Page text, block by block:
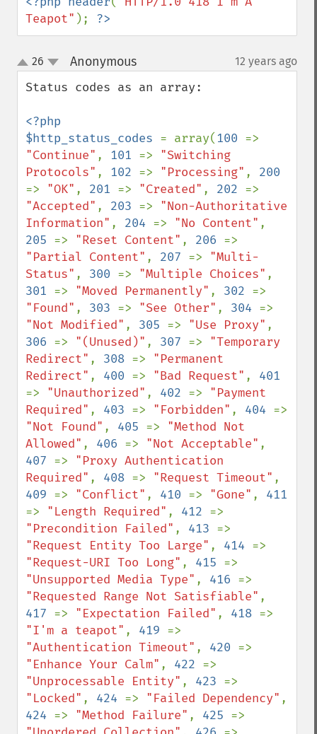
Teapot" ); ?>
up
down
26 Anonymous¶ 12 years ago
Status codes as an array:
<?php
$http_status_codes = array(100
"Continue" , 101 => "Switching
Protocols" , 102 => "Processing" ,
=> "OK" , 201 => "Created" , 202
"Accepted" , 203 => "Non-Authoritative
Information" , 204 => "No Content"
205 => "Reset Content" , 206
"Partial Content" , 207 => "Multi-
Status" , 300 => "Multiple Choices"
301 => "Moved Permanently" , 302
"Found" , 303 => "See Other" , 304
"Not Modified" , 305 => "Use Proxy"
306 => "(Unused)" , 307 => "Temporary
Redirect" , 308 => "Permanent
Redirect" , 400 => "Bad Request" ,
=> "Unauthorized" , 402 => "Payment
Required" , 403 => "Forbidden" , 404
"Not Found" , 405 => "Method Not
Allowed" , 406 => "Not Acceptable"
407 => "Proxy Authentication
Required" , 408 => "Request Timeout"
409 => "Conflict" , 410 => "Gone" ,
=> "Length Required" , 412
"Precondition Failed" , 413
"Request Entity Too Large" , 414
"Request-URI Too Long" , 415
"Unsupported Media Type" , 416
"Requested Range Not Satisfiable"
417 => "Expectation Failed" , 418
"I'm a teapot" , 419
"Authentication Timeout" , 420
"Enhance Your Calm" , 422
"Unprocessable Entity" , 423
"Locked" , 424 => "Failed Dependency"
424 => "Method Failure" , 425